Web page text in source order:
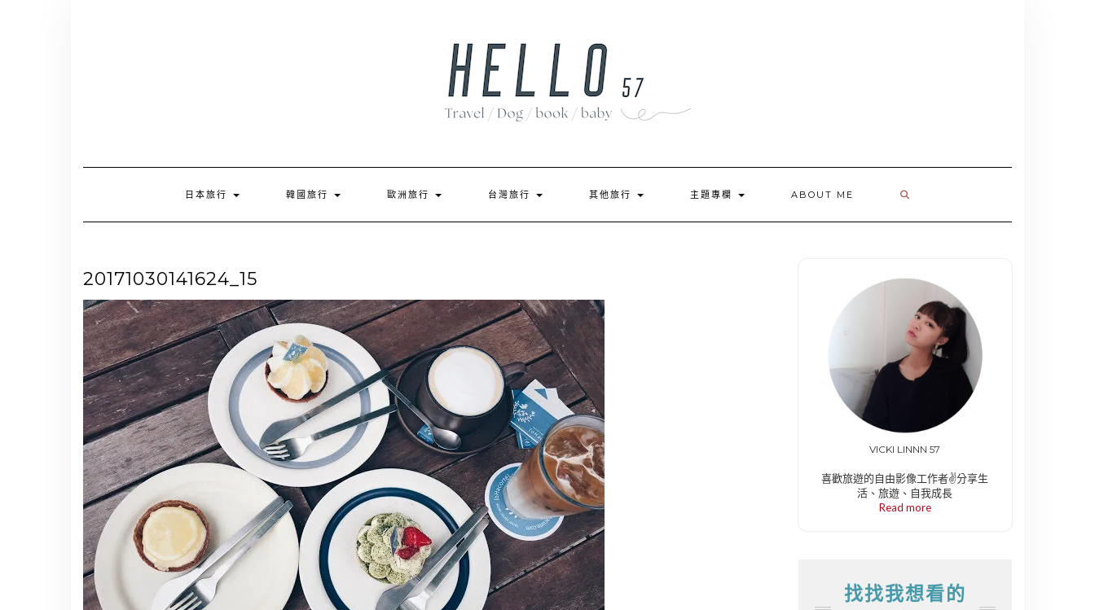
日本旅行 韓國旅行 歐洲旅行 台灣旅行 其他旅行 主題專欄 ABOUT ME
20171030141624_15
VICKI LINNN 57
喜歡旅遊的自由影像工作者✌️分享生
活、旅遊、自我成長
Read more
找找我想看的